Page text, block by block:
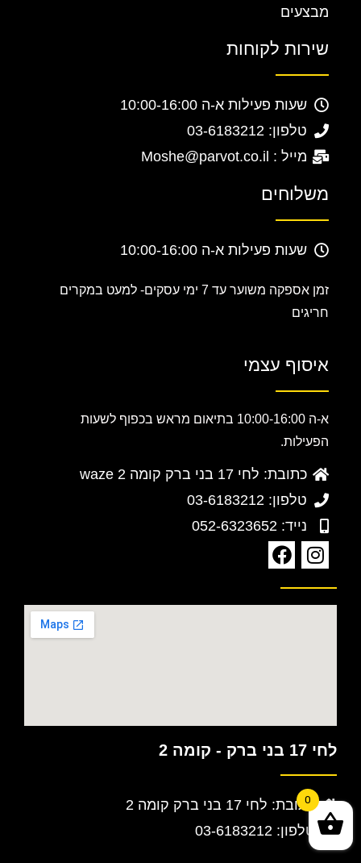
מבצעים
שירות לקוחות
שעות פעילות א-ה 10:00-16:00
טלפון: 03-6183212
מייל : Moshe@parvot.co.il
משלוחים
שעות פעילות א-ה 10:00-16:00
זמן אספקה משוער עד 7 ימי עסקים-
למעט במקרים
חריגים
איסוף עצמי
א-ה 10:00-16:00 בתיאום מראש בכפוף לשעות
הפעילות.
כתובת: לחי 17 בני ברק קומה 2 waze
טלפון: 03-6183212
נייד: 052-6323652
לחי 17 בני ברק - קומה 2
כתובת: לחי 17 בני ברק קומה 2
טלפון: 03-6183212
0